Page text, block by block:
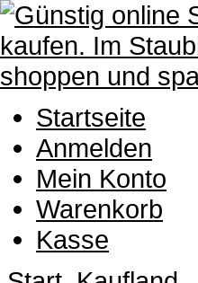
Startseite
Anmelden
Mein Konto
Warenkorb
Kasse